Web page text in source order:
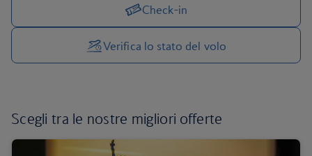
Gestisci le opzioni di viaggioCheck-in
Verifica lo stato del volo
Scegli tra le nostre migliori offerte